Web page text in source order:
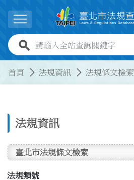
展開選單
全站查詢關鍵字欄位
首頁 法規資訊 法規條文檢索
法規資訊
臺北市法規條文檢索
法規類號